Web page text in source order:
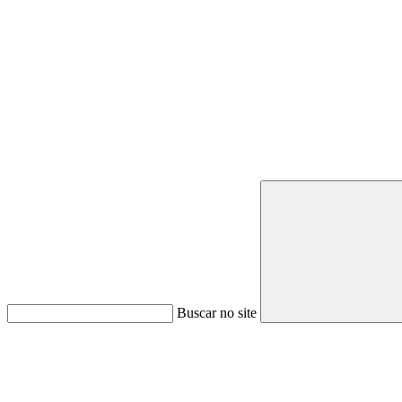
Buscar no site